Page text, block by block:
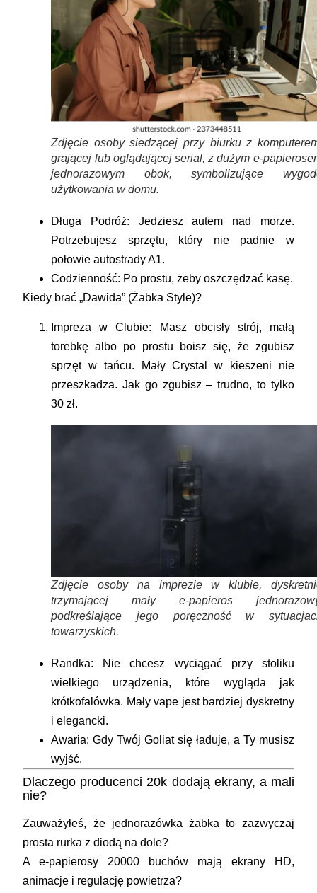
Zdjęcie osoby siedzącej przy biurku z
grającej lub oglądającej serial, z dużym e-
jednorazowym obok, symbolizujące
użytkowania w domu.
Długa Podróż: Jedziesz autem nad morze.
Potrzebujesz sprzętu, który nie padnie w
połowie autostrady A1.
Codzienność: Po prostu, żeby oszczędzać kasę.
Kiedy brać „Dawida” (Żabka Style)?
Impreza w Clubie: Masz obcisły strój, małą
torebkę albo po prostu boisz się, że zgubisz
sprzęt w tańcu. Mały Crystal w kieszeni nie
przeszkadza. Jak go zgubisz – trudno, to tylko
30 zł.
Zdjęcie osoby na imprezie w klubie,
trzymającej mały e-papieros
podkreślające jego poręczność w
towarzyskich.
Randka: Nie chcesz wyciągać przy stoliku
wielkiego urządzenia, które wygląda jak
krótkofalówka. Mały vape jest bardziej dyskretny
i elegancki.
Awaria: Gdy Twój Goliat się ładuje, a Ty musisz
wyjść.
Dlaczego producenci 20k dodają ekrany, a mali
nie?
Zauważyłeś, że jednorazówka żabka to zazwyczaj
prosta rurka z diodą na dole?
Ae-papierosy 20000 buchów mają ekrany HD,
animacje i regulację powietrza?